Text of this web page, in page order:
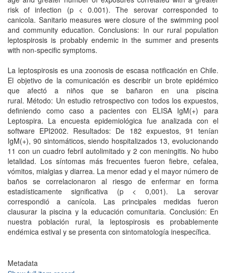
risk of infection (p < 0.001). The serovar corresponded to
canicola. Sanitario measures were closure of the swimming pool
and community education. Conclusions: In our rural population
leptospirosis is probably endemic in the summer and presents
with non-specific symptoms.
La leptospirosis es una zoonosis de escasa notificación en Chile.
El objetivo de la comunicación es describir un brote epidémico
que afectó a niños que se bañaron en una piscina
rural. Método: Un estudio retrospectivo con todos los expuestos,
definiendo como caso a pacientes con ELISA IgM(+) para
Leptospira. La encuesta epidemiológica fue analizada con el
software EPI2002. Resultados: De 182 expuestos, 91 tenían
IgM(+), 90 sintomáticos, siendo hospitalizados 13, evolucionando
11 con un cuadro febril autolimitado y 2 con meningitis. No hubo
letalidad. Los síntomas más frecuentes fueron fiebre, cefalea,
vómitos, mialgias y diarrea. La menor edad y el mayor número de
baños se correlacionaron al riesgo de enfermar en forma
estadísticamente significativa (p < 0,001). La serovar
correspondió a canícola. Las principales medidas fueron
clausurar la piscina y la educación comunitaria. Conclusión: En
nuestra población rural, la leptospirosis es probablemente
endémica estival y se presenta con sintomatología inespecífica.
Metadata